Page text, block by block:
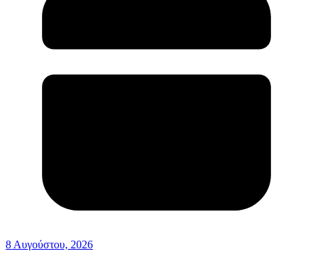
8 Αυγούστου, 2026